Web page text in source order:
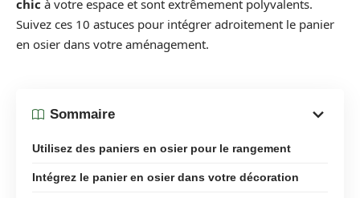
chic à votre espace et sont extrêmement polyvalents.
Suivez ces 10 astuces pour intégrer adroitement le panier
en osier dans votre aménagement.
Sommaire
Utilisez des paniers en osier pour le rangement
Intégrez le panier en osier dans votre décoration